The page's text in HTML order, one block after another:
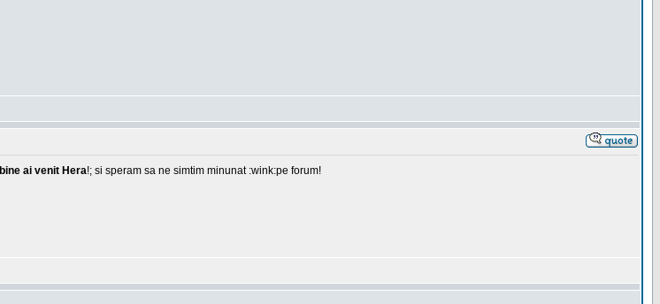
bine ai venit Hera!; si speram sa ne simtim minunat :wink:pe forum!